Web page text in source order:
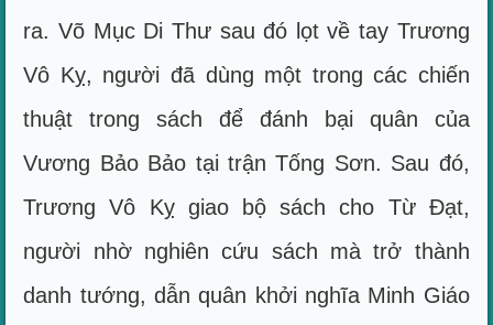
ra. Võ Mục Di Thư sau đó lọt về tay Trương
Vô Kỵ, người đã dùng một trong các chiến
thuật trong sách để đánh bại quân của
Vương Bảo Bảo tại trận Tống Sơn. Sau đó,
Trương Vô Kỵ giao bộ sách cho Từ Đạt,
người nhờ nghiên cứu sách mà trở thành
danh tướng, dẫn quân khởi nghĩa Minh Giáo